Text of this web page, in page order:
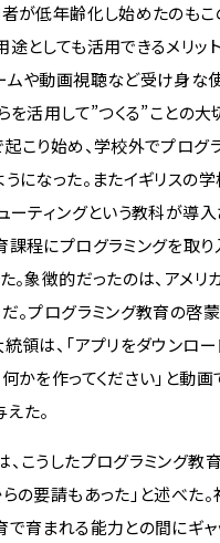
が低年齢化し始めたのもこ
としても活用できるメリッ
や動画視聴など受け身な
を活用して”つくる”ことの
こり始め、学校外でプログ
になった。またイギリスの
ーティングという教科が導
程にプログラミングを取り
。象徴的だったのは、アメ
。プログラミング教育の啓
領は、「アプリをダウンロ
かを作ってください」と動
た。
こうしたプログラミング教
の要請もあった」と述べた
育まれる能力との間にギャ